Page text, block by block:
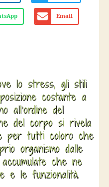
Email
lo stress, gli stili
costante a
all’ordine del
del corpo si rivela
per tutti coloro che
organismo dalle
che ne
e le funzionalità.